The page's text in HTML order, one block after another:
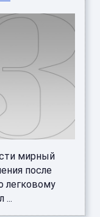
мирный
после
легковому
...